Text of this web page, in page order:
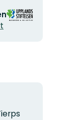
Organisationens
logotyp